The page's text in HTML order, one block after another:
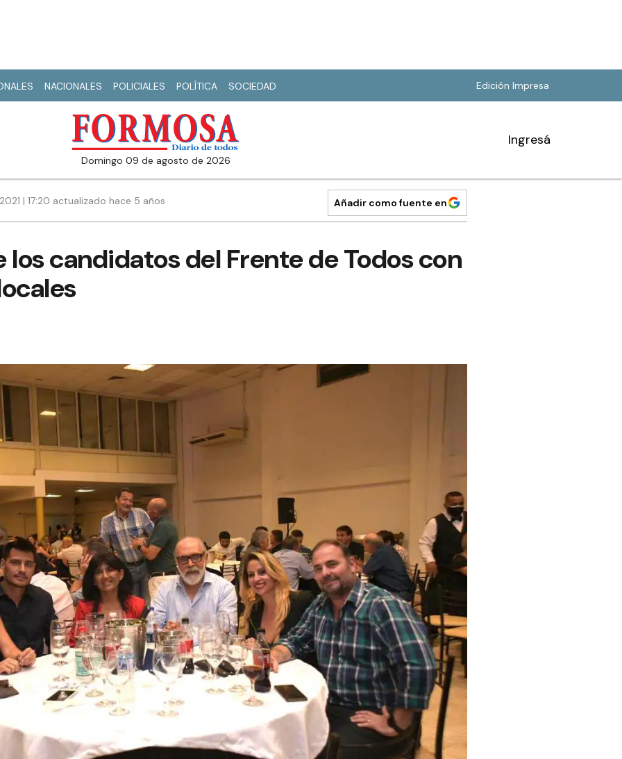
NACIONALES POLICIALES POLÍTICA SOCIEDAD Edición Impresa
domingo 09 de agosto de 2026
Ingresá
| 17:20 actualizado hace 5 años Añadir como fuente en
los candidatos del Frente de Todos con